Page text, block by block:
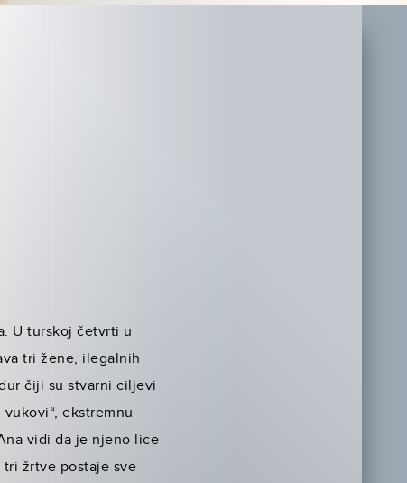
U turskoj četvrti u
tri žene, ilegalnih
čiji su stvarni ciljevi
ekstremnu
vidi da je njeno lice
žrtve postaje sve